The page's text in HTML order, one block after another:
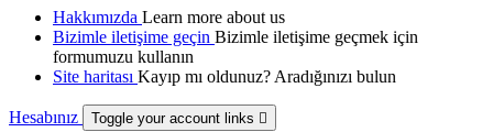
Hakkımızda Learn more about us
Bizimle iletişime geçin Bizimle iletişime geçmek için
formumuzu kullanın
Site haritası Kayıp mı oldunuz? Aradığınızı bulun
Hesabınız Toggle your account links 